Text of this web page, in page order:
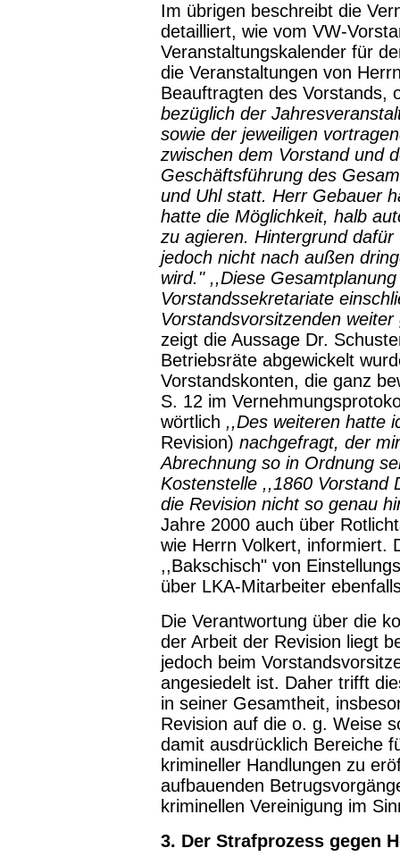
Im übrigen beschreibt die
detailliert, wie vom VW-
Veranstaltungskalender für
die Veranstaltungen von
Beauftragten des Vorstands,
bezüglich der
sowie der jeweiligen
zwischen dem Vorstand und
Geschäftsführung des
und Uhl statt. Herr Gebauer
hatte die Möglichkeit, halb
zu agieren. Hintergrund
jedoch nicht nach außen
wird." ,,Diese
Vorstandssekretariate
Vorstandsvorsitzenden weiter
zeigt die Aussage Dr.
Betriebsräte abgewickelt
Vorstandskonten, die ganz
S. 12 im
wörtlich ,,Des weiteren hatte
Revision) nachgefragt, der
Abrechnung so in Ordnung
Kostenstelle ,,1860 Vorstand
die Revision nicht so genau
Jahre 2000 auch über
wie Herrn Volkert, informiert.
,,Bakschisch" von
über LKA-Mitarbeiter
Die Verantwortung über die
der Arbeit der Revision liegt
jedoch beim
angesiedelt ist. Daher trifft
in seiner Gesamtheit,
Revision auf die o. g. Weise
damit ausdrücklich Bereiche
krimineller Handlungen zu
aufbauenden
kriminellen Vereinigung im
3. Der Strafprozess gegen